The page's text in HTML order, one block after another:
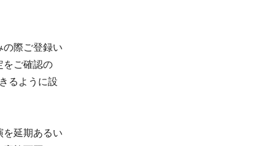
際ご登録い
をご確認の
るように設
延期あるい